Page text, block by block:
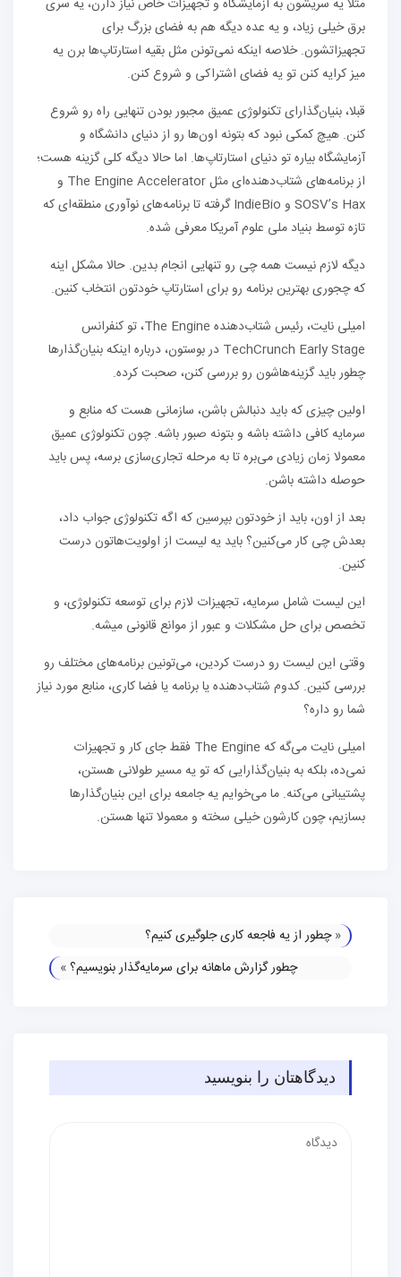
مثلا یه سریشون به آزمایشگاه و تجهیزات خاص نیاز دارن، یه سری
برق خیلی زیاد، و یه عده دیگه هم به فضای بزرگ برای
تجهیزاتشون. خلاصه اینکه نمی‌تونن مثل بقیه استارتاپ‌ها برن یه
میز کرایه کنن تو یه فضای اشتراکی و شروع کنن.
قبلا، بنیان‌گذارای تکنولوژی عمیق مجبور بودن تنهایی راه رو شروع
کنن. هیچ کمکی نبود که بتونه اون‌ها رو از دنیای دانشگاه و
آزمایشگاه بیاره تو دنیای استارتاپ‌ها. اما حالا دیگه کلی گزینه هست؛
از برنامه‌های شتاب‌دهنده‌ای مثل The Engine Accelerator و
SOSV’s Hax و IndieBio گرفته تا برنامه‌های نوآوری منطقه‌ای که
تازه توسط بنیاد ملی علوم آمریکا معرفی شده.
دیگه لازم نیست همه چی رو تنهایی انجام بدین. حالا مشکل اینه
که چجوری بهترین برنامه رو برای استارتاپ خودتون انتخاب کنین.
امیلی نایت، رئیس شتاب‌دهنده The Engine، تو کنفرانس
TechCrunch Early Stage در بوستون، درباره اینکه بنیان‌گذارها
چطور باید گزینه‌هاشون رو بررسی کنن، صحبت کرده.
اولین چیزی که باید دنبالش باشن، سازمانی هست که منابع و
سرمایه کافی داشته باشه و بتونه صبور باشه. چون تکنولوژی عمیق
معمولا زمان زیادی می‌بره تا به مرحله تجاری‌سازی برسه، پس باید
حوصله داشته باشن.
بعد از اون، باید از خودتون بپرسین که اگه تکنولوژی جواب داد،
بعدش چی کار می‌کنین؟ باید یه لیست از اولویت‌هاتون درست
کنین.
این لیست شامل سرمایه، تجهیزات لازم برای توسعه تکنولوژی، و
تخصص برای حل مشکلات و عبور از موانع قانونی میشه.
وقتی این لیست رو درست کردین، می‌تونین برنامه‌های مختلف رو
بررسی کنین. کدوم شتاب‌دهنده یا برنامه یا فضا کاری، منابع مورد نیاز
شما رو داره؟
امیلی نایت می‌گه که The Engine فقط جای کار و تجهیزات
نمی‌ده، بلکه به بنیان‌گذارایی که تو یه مسیر طولانی هستن،
پشتیبانی می‌کنه. ما می‌خوایم یه جامعه برای این بنیان‌گذارها
بسازیم، چون کارشون خیلی سخته و معمولا تنها هستن.
«چطور از یه فاجعه کاری جلوگیری کنیم؟
چطور گزارش ماهانه برای سرمایه‌گذار بنویسیم؟»
دیدگاهتان را بنویسید